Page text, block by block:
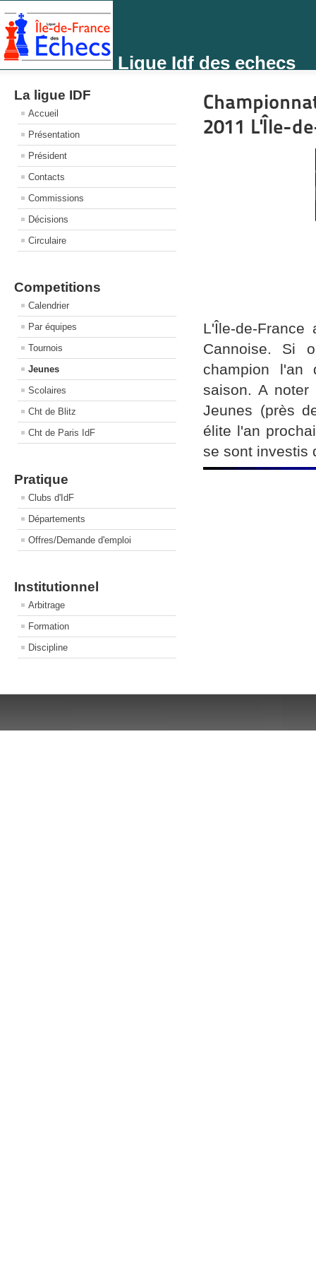
Ligue Idf des echecs
La ligue IDF
Accueil
Présentation
Président
Contacts
Commissions
Décisions
Circulaire
Competitions
Calendrier
Par équipes
Tournois
Jeunes
Scolaires
Cht de Blitz
Cht de Paris IdF
Pratique
Clubs d'IdF
Départements
Offres/Demande d'emploi
Institutionnel
Arbitrage
Formation
Discipline
2011 L'Île-
L'Île-de-
Cannoise. Si
champion l'an
saison. A
Jeunes (près
élite l'an
se sont investis